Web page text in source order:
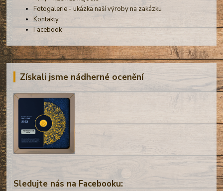
Fotogalerie - ukázka naší výroby na zakázku
Kontakty
Facebook
Získali jsme nádherné ocenění
Sledujte nás na Facebooku: